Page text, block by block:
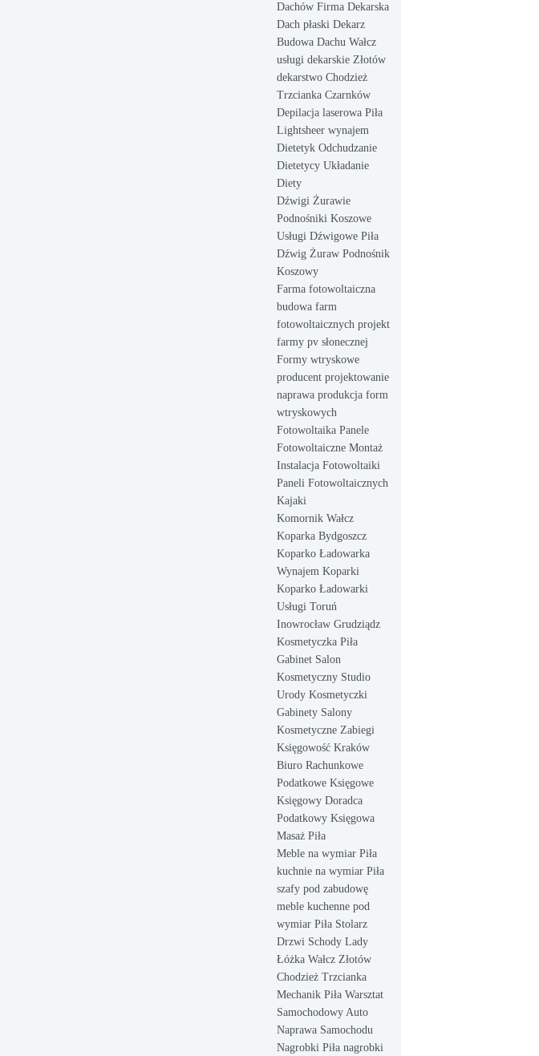
Dachów Firma Dekarska
Dach płaski Dekarz
Budowa Dachu Wałcz
usługi dekarskie Złotów
dekarstwo Chodzież
Trzcianka Czarnków
Depilacja laserowa Piła
Lightsheer wynajem
Dietetyk Odchudzanie
Dietetycy Układanie
Diety
Dźwigi Żurawie
Podnośniki Koszowe
Usługi Dźwigowe Piła
Dźwig Żuraw Podnośnik
Koszowy
Farma fotowoltaiczna
budowa farm
fotowoltaicznych projekt
farmy pv słonecznej
Formy wtryskowe
producent projektowanie
naprawa produkcja form
wtryskowych
Fotowoltaika Panele
Fotowoltaiczne Montaż
Instalacja Fotowoltaiki
Paneli Fotowoltaicznych
Kajaki
Komornik Wałcz
Koparka Bydgoszcz
Koparko Ładowarka
Wynajem Koparki
Koparko Ładowarki
Usługi Toruń
Inowrocław Grudziądz
Kosmetyczka Piła
Gabinet Salon
Kosmetyczny Studio
Urody Kosmetyczki
Gabinety Salony
Kosmetyczne Zabiegi
Księgowość Kraków
Biuro Rachunkowe
Podatkowe Księgowe
Księgowy Doradca
Podatkowy Księgowa
Masaż Piła
Meble na wymiar Piła
kuchnie na wymiar Piła
szafy pod zabudowę
meble kuchenne pod
wymiar Piła Stolarz
Drzwi Schody Lady
Łóżka Wałcz Złotów
Chodzież Trzcianka
Mechanik Piła Warsztat
Samochodowy Auto
Naprawa Samochodu
Nagrobki Piła nagrobki